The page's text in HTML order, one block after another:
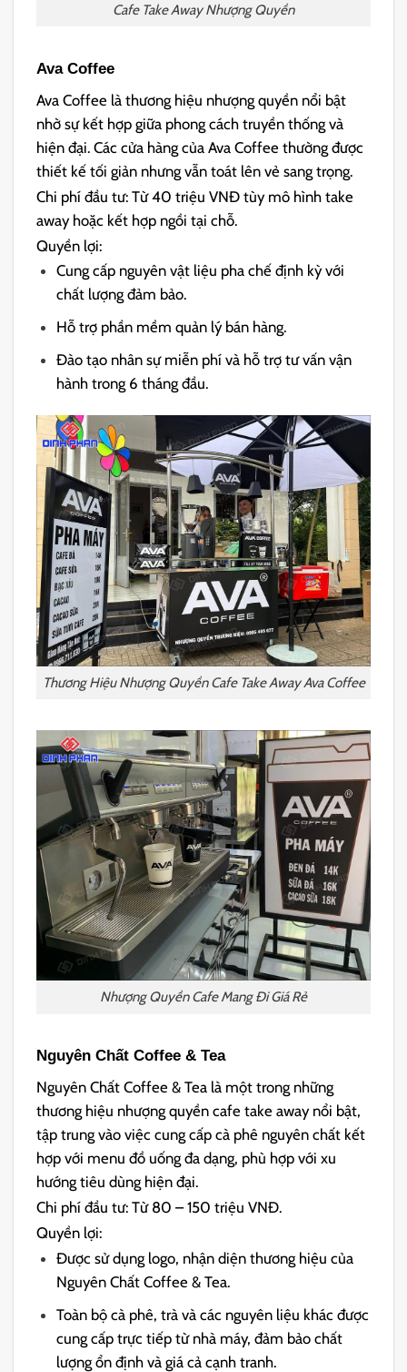
Cafe Take Away Nhượng Quyền
Ava Coffee
Ava Coffee là thương hiệu nhượng quyền nổi bật
nhờ sự kết hợp giữa phong cách truyền thống và
hiện đại. Các cửa hàng của Ava Coffee thường được
thiết kế tối giản nhưng vẫn toát lên vẻ sang trọng.
Chi phí đầu tư: Từ 40 triệu VNĐ tùy mô hình take
away hoặc kết hợp ngồi tại chỗ.
Quyền lợi:
Cung cấp nguyên vật liệu pha chế định kỳ với
chất lượng đảm bảo.
Hỗ trợ phần mềm quản lý bán hàng.
Đào tạo nhân sự miễn phí và hỗ trợ tư vấn vận
hành trong 6 tháng đầu.
Thương Hiệu Nhượng Quyền Cafe Take Away Ava Coffee
Nhượng Quyền Cafe Mang Đi Giá Rẻ
Nguyên Chất Coffee & Tea
Nguyên Chất Coffee & Tea là một trong những
thương hiệu nhượng quyền cafe take away nổi bật,
tập trung vào việc cung cấp cà phê nguyên chất kết
hợp với menu đồ uống đa dạng, phù hợp với xu
hướng tiêu dùng hiện đại.
Chi phí đầu tư: Từ 80 – 150 triệu VNĐ.
Quyền lợi:
Được sử dụng logo, nhận diện thương hiệu của
Nguyên Chất Coffee & Tea.
Toàn bộ cà phê, trà và các nguyên liệu khác được
cung cấp trực tiếp từ nhà máy, đảm bảo chất
lượng ổn định và giá cả cạnh tranh.